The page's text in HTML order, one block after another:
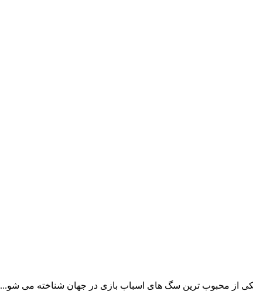
از محبوب‌ ترین سگ‌ های اسباب‌ بازی در جهان شناخته می شو...